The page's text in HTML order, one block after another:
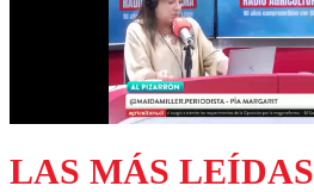
LAS MÁS LEÍDAS